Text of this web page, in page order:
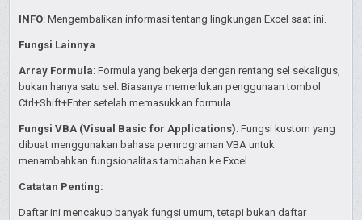
INFO: Mengembalikan informasi tentang lingkungan Excel saat ini.
Fungsi Lainnya
Array Formula: Formula yang bekerja dengan rentang sel sekaligus,
bukan hanya satu sel. Biasanya memerlukan penggunaan tombol
Ctrl+Shift+Enter setelah memasukkan formula.
Fungsi VBA (Visual Basic for Applications): Fungsi kustom yang
dibuat menggunakan bahasa pemrograman VBA untuk
menambahkan fungsionalitas tambahan ke Excel.
Catatan Penting:
Daftar ini mencakup banyak fungsi umum, tetapi bukan daftar